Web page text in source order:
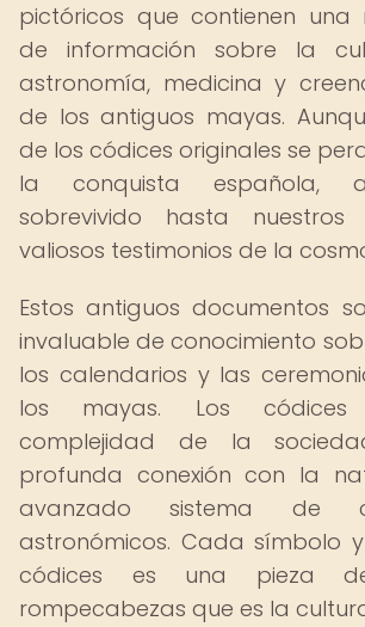
pictóricos que contienen una
de información sobre la
astronomía, medicina y
de los antiguos mayas.
de los códices originales se
la conquista española,
sobrevivido hasta
valiosos testimonios de la
Estos antiguos documentos
invaluable de conocimiento
los calendarios y las
los mayas. Los
complejidad de la
profunda conexión con la
avanzado sistema de
astronómicos. Cada símbolo
códices es una pieza
rompecabezas que es la